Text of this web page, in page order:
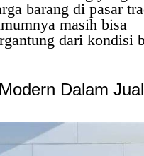
barang di pasar
masih bisa
dari kondisi
Dalam